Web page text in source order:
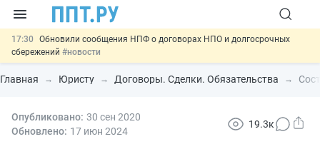
17:30 Обновили сообщения НПФ о договорах НПО и долгосрочных
сбережений #новости
17:03 Мигрантам с судимостью запретят получать ВНЖ и
гражданство: закон подписан#новости
15:39 Правила противопожарного режима предложили продлить до
2032 года#новости
Главная Юристу Договоры. Сделки. Обязательства
Опубликовано: 30 сен 2020
Обновлено: 17 июн 2024
19.3к